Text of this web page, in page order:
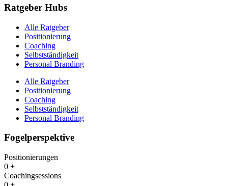
Ratgeber Hubs
Alle Ratgeber
Positionierung
Coaching
Selbstständigkeit
Personal Branding
Alle Ratgeber
Positionierung
Coaching
Selbstständigkeit
Personal Branding
Fogelperspektive
Positionierungen
0 +
Coachingsessions